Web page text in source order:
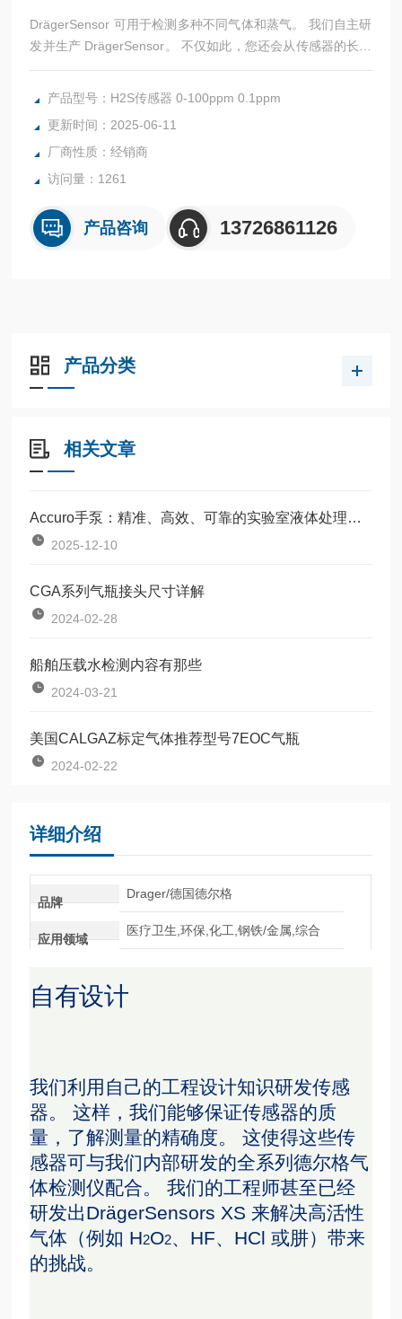
DrägerSensor 可用于检测多种不同气体和蒸气。 我们自主研
发并生产 DrägerSensor。 不仅如此，您还会从传感器的长使
用寿命和低运营成 本中受益。
产品型号：H2S传感器 0-100ppm 0.1ppm
更新时间：2025-06-11
厂商性质：经销商
访问量：1261
产品咨询 13726861126
产品分类
相关文章
Accuro手泵：精准、高效、可靠的实验室液体处理解决方案
2025-12-10
CGA系列气瓶接头尺寸详解
2024-02-28
船舶压载水检测内容有那些
2024-03-21
美国CALGAZ标定气体推荐型号7EOC气瓶
2024-02-22
详细介绍
品牌
Drager/德国德尔格
应用领域
医疗卫生,环保,化工,钢铁/金属,综合
自有设计
我们利用自己的工程设计知识研发传感
器。 这样，我们能够保证传感器的质
量，了解测量的精确度。 这使得这些传
感器可与我们内部研发的全系列德尔格气
体检测仪配合。 我们的工程师甚至已经
研发出DrägerSensors XS 来解决高活性
气体（例如 H2O2
、HF、HCl 或肼）带来
的挑战。